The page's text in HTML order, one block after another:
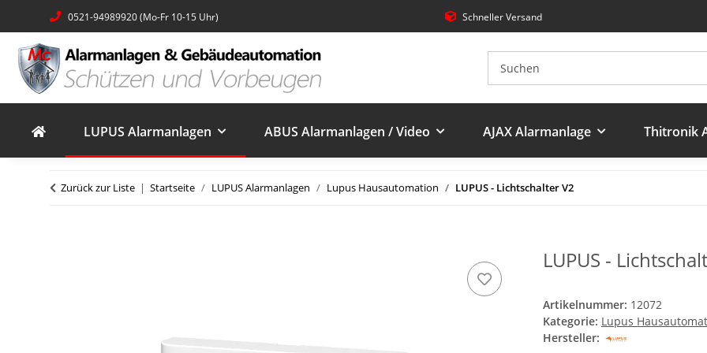
0521-94989920 (Mo-Fr 10-15 Uhr) Schneller Versand
LUPUS Alarmanlagen ABUS Alarmanlagen / Video AJAX Alarmanlage Thitronik
Zurück zur Liste Startseite LUPUS Alarmanlagen Lupus Hausautomation LUPUS - Lichtschalter V2
LUPUS -
Artikelnummer: 12072
Kategorie: Lupus
Hersteller: